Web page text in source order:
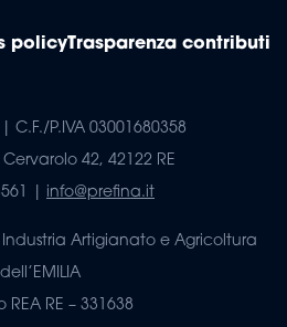
C.F./P.IVA 03001680358
42, 42122 RE
| info@prefina.it
Artigianato e Agricoltura
dell’EMILIA
REA RE – 331638
policyTrasparenza contributi